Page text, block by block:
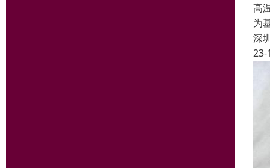
高
为
深
23-